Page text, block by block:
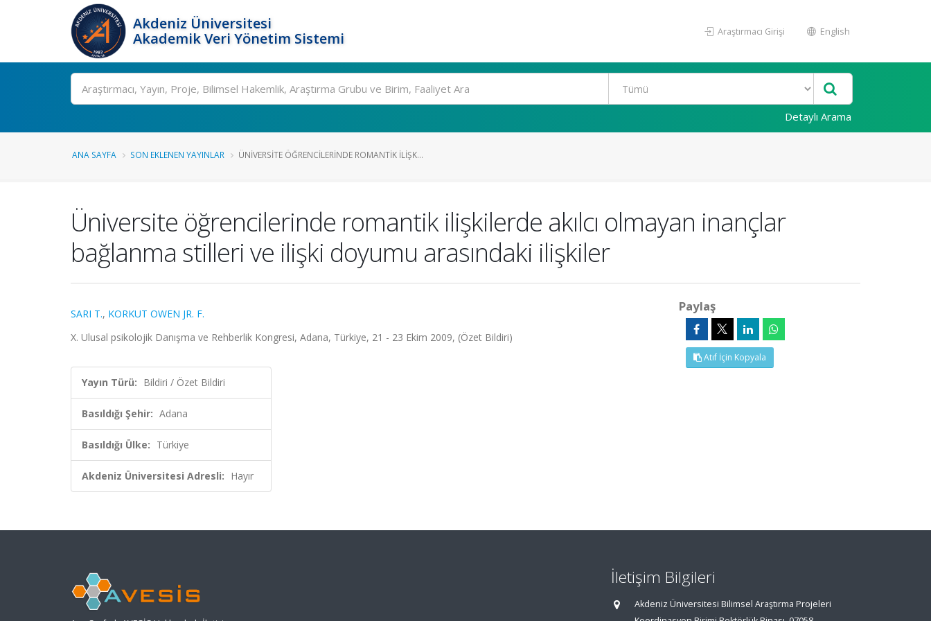
Akdeniz Üniversitesi
Akademik Veri Yönetim Sistemi
Araştırmacı Girişi English
Ara
Detaylı Arama
ANA SAYFA SON EKLENEN YAYINLAR ÜNIVERSITE ÖĞRENCILERINDE ROMANTIK ILIŞK...
Üniversite öğrencilerinde romantik ilişkilerde akılcı olmayan inançlar
bağlanma stilleri ve ilişki doyumu arasındaki ilişkiler
SARI T., KORKUT OWEN JR. F.
X. Ulusal psikolojik Danışma ve Rehberlik Kongresi, Adana, Türkiye, 21 - 23 Ekim 2009, (Özet Bildiri)
Yayın Türü: Bildiri / Özet Bildiri
Basıldığı Şehir: Adana
Basıldığı Ülke: Türkiye
Akdeniz Üniversitesi Adresli: Hayır
Paylaş
Atıf İçin Kopyala
İletişim Bilgileri
Akdeniz Üniversitesi Bilimsel Araştırma Projeleri